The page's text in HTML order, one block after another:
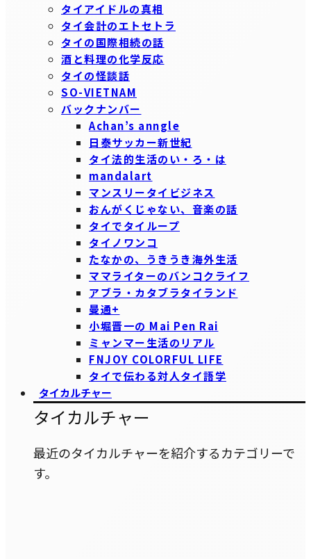
タイアイドルの真相
タイ会計のエトセトラ
タイの国際相続の話
酒と料理の化学反応
タイの怪談話
SO-VIETNAM
バックナンバー
Achan’s anngle
日泰サッカー新世紀
タイ法的生活のい・ろ・は
mandalart
マンスリータイビジネス
おんがくじゃない、音楽の話
タイでタイループ
タイノワンコ
たなかの、うきうき海外生活
ママライターのバンコクライフ
アブラ・カタブラタイランド
曼通+
小堀晋一の Mai Pen Rai
ミャンマー生活のリアル
FNJOY COLORFUL LIFE
タイで伝わる対人タイ語学
タイカルチャー
タイカルチャー
最近のタイカルチャーを紹介するカテゴリーで
す。